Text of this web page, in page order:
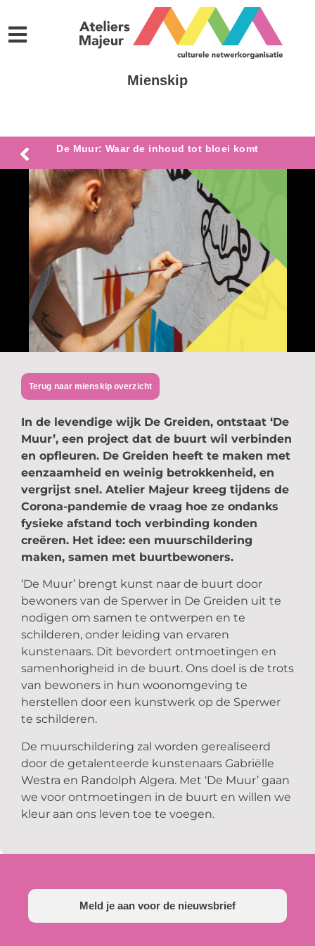
Mienskip
De Muur: Waar de inhoud tot bloei komt
Terug naar mienskip overzicht
In de levendige wijk De Greiden, ontstaat ‘De
Muur’, een project dat de buurt wil verbinden
en opfleuren. De Greiden heeft te maken met
eenzaamheid en weinig betrokkenheid, en
vergrijst snel. Atelier Majeur kreeg tijdens de
Corona-pandemie de vraag hoe ze ondanks
fysieke afstand toch verbinding konden
creëren. Het idee: een muurschildering
maken, samen met buurtbewoners.
‘De Muur’ brengt kunst naar de buurt door
bewoners van de Sperwer in De Greiden uit te
nodigen om samen te ontwerpen en te
schilderen, onder leiding van ervaren
kunstenaars. Dit bevordert ontmoetingen en
samenhorigheid in de buurt. Ons doel is de trots
van bewoners in hun woonomgeving te
herstellen door een kunstwerk op de Sperwer
te schilderen.
De muurschildering zal worden gerealiseerd
door de getalenteerde kunstenaars Gabriëlle
Westra en Randolph Algera. Met ‘De Muur’ gaan
we voor ontmoetingen in de buurt en willen we
kleur aan ons leven toe te voegen.
Meld je aan voor de nieuwsbrief